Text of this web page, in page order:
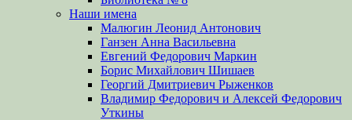
Наши имена
Малюгин Леонид Антонович
Ганзен Анна Васильевна
Евгений Федорович Маркин
Борис Михайлович Шишаев
Георгий Дмитриевич Рыженков
Владимир Федорович и Алексей Федорович
Уткины